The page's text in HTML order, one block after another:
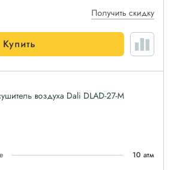
Получить скидку
Купить
воздуха Dali DLAD-27-M
10 атм